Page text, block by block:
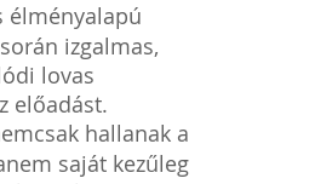
élményalapú
izgalmas,
lovas
előadást.
hallanak a
saját kezűleg